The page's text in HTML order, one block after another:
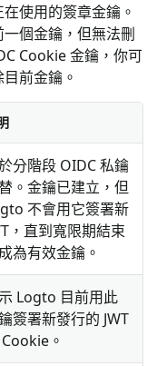
使用的簽章金鑰。
個金鑰，但無法刪
Cookie 金鑰，你可
前金鑰。
分階段 OIDC 私鑰
。金鑰已建立，但
不會用它簽署新
，直到寬限期結束
為有效金鑰。
Logto 目前用此
簽署新發行的 JWT
。